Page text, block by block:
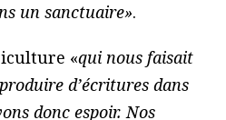
un sanctuaire».
«qui nous faisait
d’écritures dans
donc espoir. Nos